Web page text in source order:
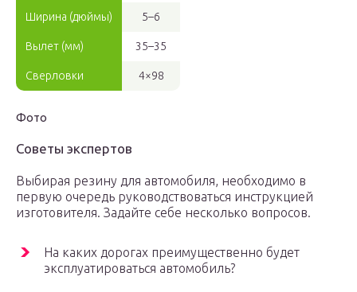
Ширина (дюймы) 5–6
Вылет (мм) 35–35
Сверловки 4×98
Фото
Советы экспертов
Выбирая резину для автомобиля, необходимо в
первую очередь руководствоваться инструкцией
изготовителя. Задайте себе несколько вопросов.
На каких дорогах преимущественно будет
эксплуатироваться автомобиль?